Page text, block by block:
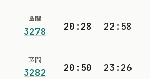
區間
3278 20:28 22:58
區間
3282 20:50 23:26